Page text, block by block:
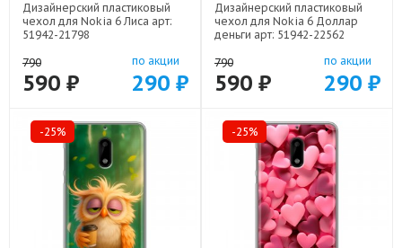
Дизайнерский пластиковый
чехол для Nokia 6 Лиса арт:
51942-21798
790
590 ₽
по акции
290 ₽
Дизайнерский пластиковый
чехол для Nokia 6 Доллар
деньги арт: 51942-22562
790
590 ₽
по акции
290 ₽
-25% -25%